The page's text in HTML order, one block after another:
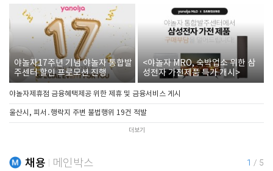
야놀자17주년 기념 야놀자 통합발
주센터 할인 프로모션 진행
<야놀자 MRO, 숙박업소 위한 삼
성전자 가전제품 특가 개시>
야놀자제휴점 금융혜택제공 위한 제휴 및 금융서비스 게시
울산시, 피서․행락지 주변 불법행위 19건 적발
더보기
채용 메인박스 1 / 5